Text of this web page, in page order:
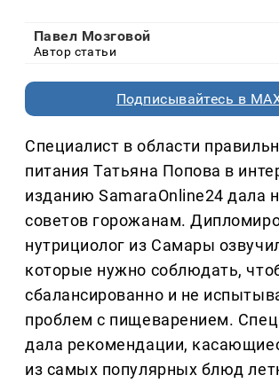
Павел Мозговой
Автор статьи
Подписывайтесь в
Специалист в области
питания Татьяна Попова в
изданию SamaraOnline24 дала
советов горожанам.
нутрициолог из Самары
которые нужно соблюдать,
сбалансированно и не
проблем с пищеварением.
дала рекомендации,
из самых популярных блюд